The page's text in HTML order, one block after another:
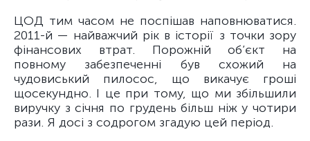
ЦОД тим часом не поспішав наповнюватися.
2011-й — найважчий рік в історії з точки зору
фінансових втрат. Порожній об’єкт на
повному забезпеченні був схожий на
чудовиський пилосос, що викачує гроші
щосекундно. І це при тому, що ми збільшили
виручку з січня по грудень більш ніж у чотири
рази. Я досі з содрогом згадую цей період.